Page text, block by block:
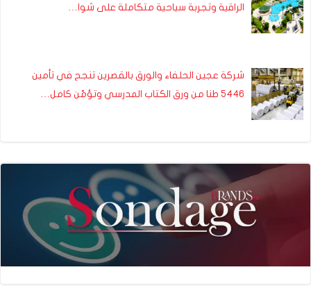
الراقية وتجربة سياحية متكاملة على شوا…
شركة عجين الحلفاء والورق بالقصرين تنجح في تأمين
5446 طنا من ورق الكتاب المدرسي وتؤمّن كامل…